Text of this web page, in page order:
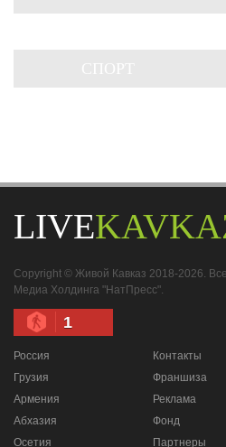
LIVE
Copyright © Живой Кавказ 2018-2026.
Медиа Холдинга "НатПресс".
1
Россия
Грузия
Армения
Абхазия
Осетия
Контакты
Франшиза
Реклама
Фонд
Партнеры